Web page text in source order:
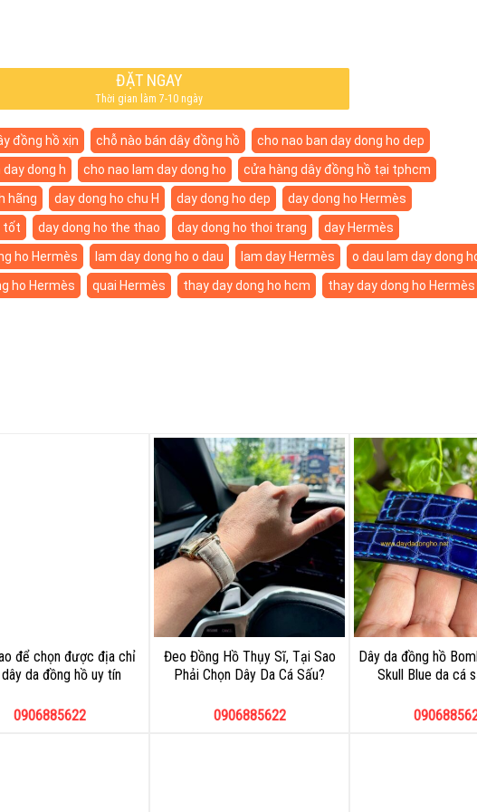
ĐẶT NGAY
Thời gian làm 7-10 ngày
đồng hồ xịn chỗ nào bán dây đồng hồ
cho nao ban day dong ho dep
dong h cho nao lam day dong ho
cửa hàng dây đồng hồ tại tphcm
hãng day dong ho chu H day dong ho dep
day dong ho Hermès
tốt day dong ho the thao day dong ho thoi trang
day Hermès
ho Hermès lam day dong ho o dau lam day Hermès
o dau lam day dong
ho Hermès quai Hermès thay day dong ho hcm thay day dong ho Hermès
để chọn được địa chỉ
da đồng hồ uy tín
0906885622
Đeo Đồng Hồ Thụy Sĩ, Tại Sao
Phải Chọn Dây Da Cá Sấu?
0906885622
Dây da đồng hồ
Skull Blue da cá